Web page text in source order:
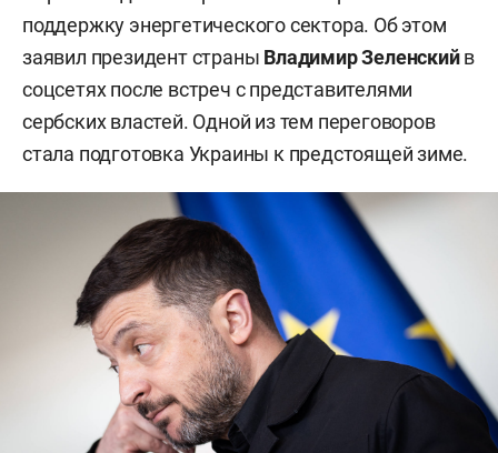
поддержку энергетического сектора. Об этом
заявил президент страны Владимир Зеленскийв
соцсетях после встреч с представителями
сербских властей. Одной из тем переговоров
стала подготовка Украины к предстоящей зиме.